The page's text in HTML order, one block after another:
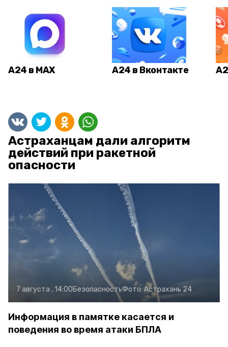
А24 в MAX А24 в Вконтакте
Астраханцам дали алгоритм
действий при ракетной
опасности
7 августа , 14:00БезопасностьФото: Астрахань 24
Информация в памятке касается и
поведения во время атаки БПЛА